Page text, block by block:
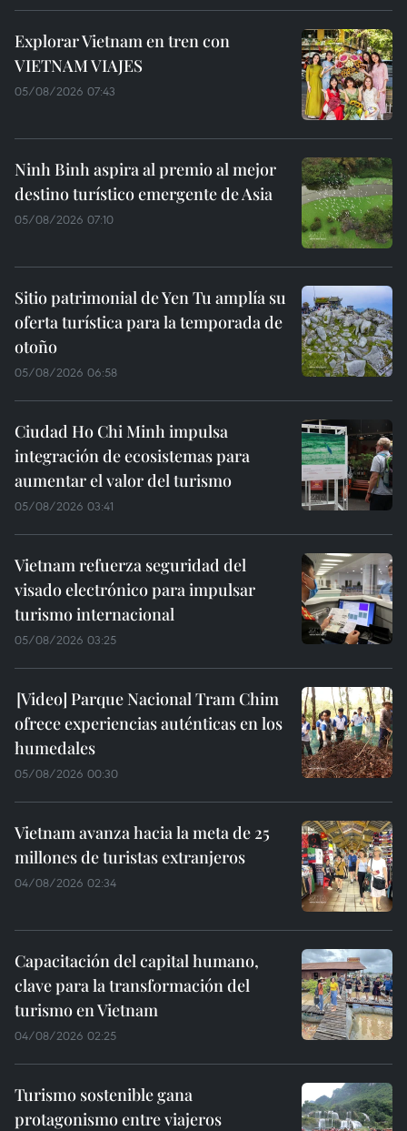
Explorar Vietnam en tren con
VIETNAM VIAJES
05/08/2026 07:43
Ninh Binh aspira al premio al mejor
destino turístico emergente de Asia
05/08/2026 07:10
Sitio patrimonial de Yen Tu amplía su
oferta turística para la temporada de
otoño
05/08/2026 06:58
Ciudad Ho Chi Minh impulsa
integración de ecosistemas para
aumentar el valor del turismo
05/08/2026 03:41
Vietnam refuerza seguridad del
visado electrónico para impulsar
turismo internacional
05/08/2026 03:25
Parque Nacional Tram Chim
ofrece experiencias auténticas en los
humedales
05/08/2026 00:30
Vietnam avanza hacia la meta de 25
millones de turistas extranjeros
04/08/2026 02:34
Capacitación del capital humano,
clave para la transformación del
turismo en Vietnam
04/08/2026 02:25
Turismo sostenible gana
protagonismo entre viajeros